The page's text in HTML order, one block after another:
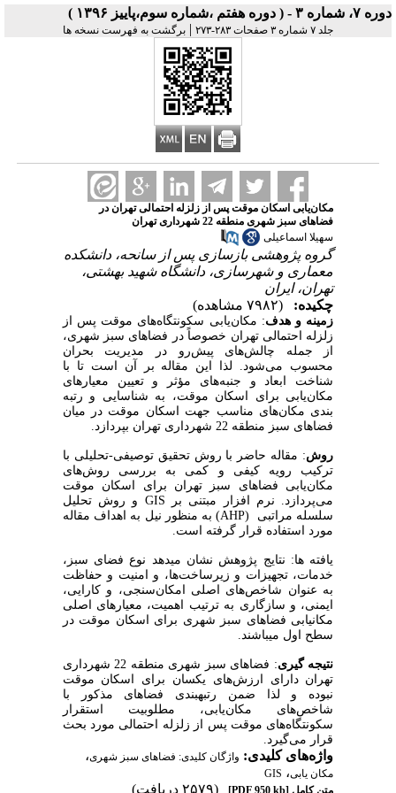
دوره ۷، شماره ۳ - ( دوره هفتم ،شماره سوم،پاییز ۱۳۹۶ )
جلد ۷ شماره ۳ صفحات ۲۸۳-۲۷۳ | برگشت به فهرست نسخه ها
مکان‌یابی اسکان موقت پس از زلزله احتمالی تهران در
فضاهای سبز شهری منطقه 22 شهرداری تهران
سهیلا اسماعیلی
گروه پژوهشی بازسازی پس از سانحه، دانشکده
معماری و شهرسازی، دانشگاه شهید بهشتی،
تهران، ایران
چکیده:
(۷۹۸۲ مشاهده)
زمینه و هدف: مکان‌یابی سکونتگاه‌های موقت پس از
زلزله احتمالی تهران خصوصاً در فضاهای سبز شهری،
از جمله چالش‌های پیش‌رو در مدیریت بحران
محسوب می‌شود. لذا این مقاله بر آن است تا با
شناخت ابعاد و جنبه‌های مؤثر و تعیین معیارهای
مکان‌یابی برای اسکان موقت، به شناسایی و رتبه
بندی مکان‌های مناسب جهت اسکان موقت در میان
فضاهای سبز منطقه 22 شهرداری تهران بپردازد.
روش: مقاله حاضر با روش تحقیق توصیفی-تحلیلی با
ترکیب رویه کیفی و کمی به بررسی روش‌های
مکان‌یابی فضاهای سبز تهران برای اسکان موقت
می‌پردازد. نرم افزار مبتنی بر GIS و روش تحلیل
سلسله مراتبی
(AHP)به منظور نیل به اهداف مقاله
مورد استفاده قرار گرفته است.
یافته­ ها: نتایج پژوهش نشان می­دهد نوع فضای سبز،
خدمات، تجهیزات و زیرساخت‌ها، و امنیت و حفاظت
به عنوان شاخص‌های اصلی امکانسنجی، و کارایی،
ایمنی، و سازگاری به ترتیب اهمیت، معیارهای اصلی
مکان­یابی فضاهای سبز شهری برای اسکان موقت در
سطح اول می­باشند.
نتیجه­ گیری
: فضاهای سبز شهری منطقه 22 شهرداری
تهران دارای ارزش‌های یکسان برای اسکان موقت
نبوده و لذا ضمن رتبه­بندی فضاهای مذکور با
شاخص‌های مکان‌یابی، مطلوبیت استقرار
سکونتگاه‌های موقت پس از زلزله احتمالی مورد بحث
قرار می‌گیرد.
واژه‌های کلیدی: واژگان کلیدی: فضاهای سبز شهری،
مکان یابی، GIS
(۲۵۷۹ دریافت)